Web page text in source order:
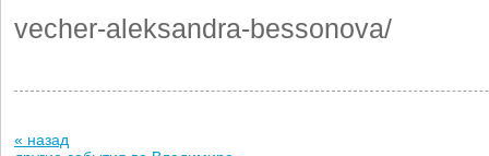
vecher-aleksandra-bessonova/
« назад